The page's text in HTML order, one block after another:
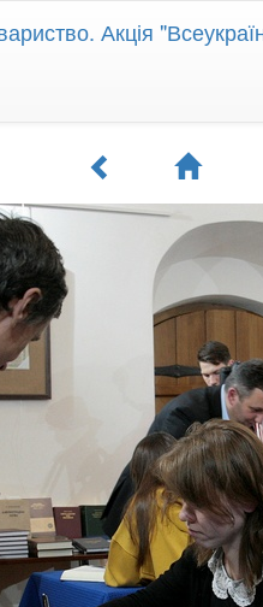
Акція